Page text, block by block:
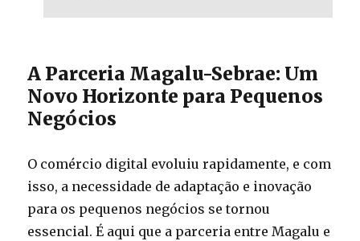
A Parceria Magalu-Sebrae: Um
Novo Horizonte para Pequenos
Negócios
O comércio digital evoluiu rapidamente, e com
isso, a necessidade de adaptação e inovação
para os pequenos negócios se tornou
essencial. É aqui que a parceria entre Magalu e